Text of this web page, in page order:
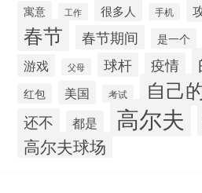
寓意 工作 很多人 手机
春节 春节期间 是一个
游戏 父母 球杆 疫情
红包 美国 考试 自己
还不 都是 高尔夫
高尔夫球场